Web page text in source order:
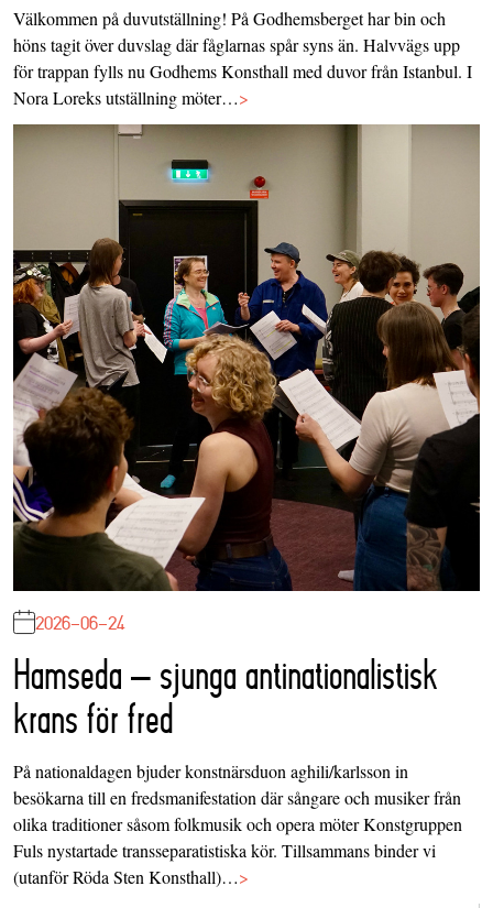
Välkommen på duvutställning! På Godhemsberget har bin och
höns tagit över duvslag där fåglarnas spår syns än. Halvvägs upp
för trappan fylls nu Godhems Konsthall med duvor från Istanbul. I
Nora Loreks utställning möter…>
2026-06-24
Hamseda – sjunga antinationalistisk
krans för fred
På nationaldagen bjuder konstnärsduon aghili/karlsson in
besökarna till en fredsmanifestation där sångare och musiker från
olika traditioner såsom folkmusik och opera möter Konstgruppen
Fuls nystartade transseparatistiska kör. Tillsammans binder vi
(utanför Röda Sten Konsthall)…>